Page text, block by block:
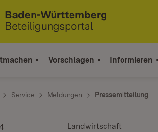
Vorschlagen Informieren
Service Meldungen Pressemitteilung
Landwirtschaft